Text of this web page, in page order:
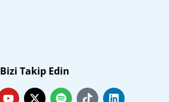
Bizi Takip Edin